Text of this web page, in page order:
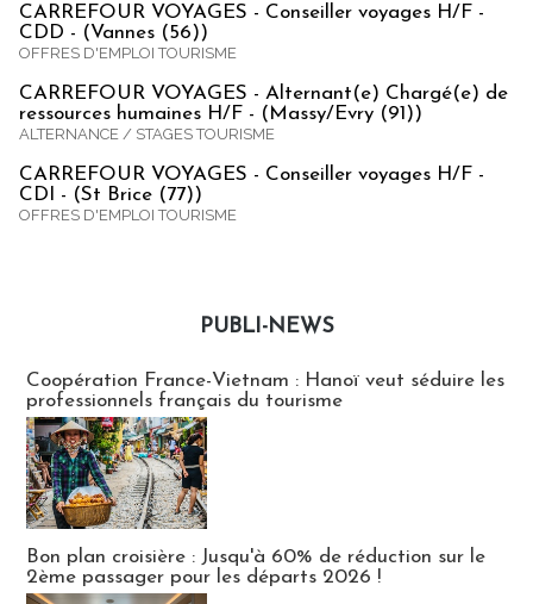
CARREFOUR VOYAGES - Conseiller voyages H/F -
CDD - (Vannes (56))
OFFRES D'EMPLOI TOURISME
CARREFOUR VOYAGES - Alternant(e) Chargé(e) de
ressources humaines H/F - (Massy/Evry (91))
ALTERNANCE / STAGES TOURISME
CARREFOUR VOYAGES - Conseiller voyages H/F -
CDI - (St Brice (77))
OFFRES D'EMPLOI TOURISME
PUBLI-NEWS
Coopération France-Vietnam : Hanoï veut séduire les
professionnels français du tourisme
Bon plan croisière : Jusqu'à 60% de réduction sur le
2ème passager pour les départs 2026 !